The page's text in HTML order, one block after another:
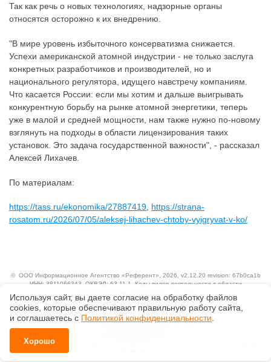
Так как речь о новых технологиях, надзорные органы
относятся осторожно к их внедрению.
"В мире уровень избыточного консерватизма снижается.
Успехи американской атомной индустрии - не только заслуга
конкретных разработчиков и производителей, но и
национального регулятора, идущего навстречу компаниям.
Что касается России: если мы хотим и дальше выигрывать
конкурентную борьбу на рынке атомной энергетики, теперь
уже в малой и средней мощности, нам также нужно по-новому
взглянуть на подходы в области лицензирования таких
установок. Это задача государственной важности", - рассказал
Алексей Лихачев.
По материалам:
https://tass.ru/ekonomika/27887419 https://strana-
rosatom.ru/2026/07/05/aleksej-lihachev-chtoby-vyigryvat-v-ko/
© ООО Информационное Агентство «Референт» , 2026, v2.12.20 revision: 67b0ca1b
ИНН: 3811066343, ОКВЭД: 63.11.1, Коды видов деятельности в области
Ценовая политика
Технологии
Справка о регистрации продуктов АО «Кодекс» в Реестре российского программного
Используя сайт, вы даете согласие на обработку файлов
сооkiеs, которые обеспечивают правильную работу сайта,
и соглашаетесь с Политикой конфиденциальности.
Хорошо